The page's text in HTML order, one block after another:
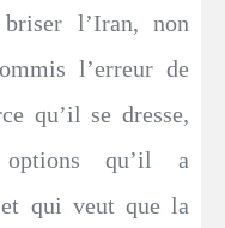
l’Iran, non
l’erreur de
qu’il se dresse,
qu’il a
qui veut que la